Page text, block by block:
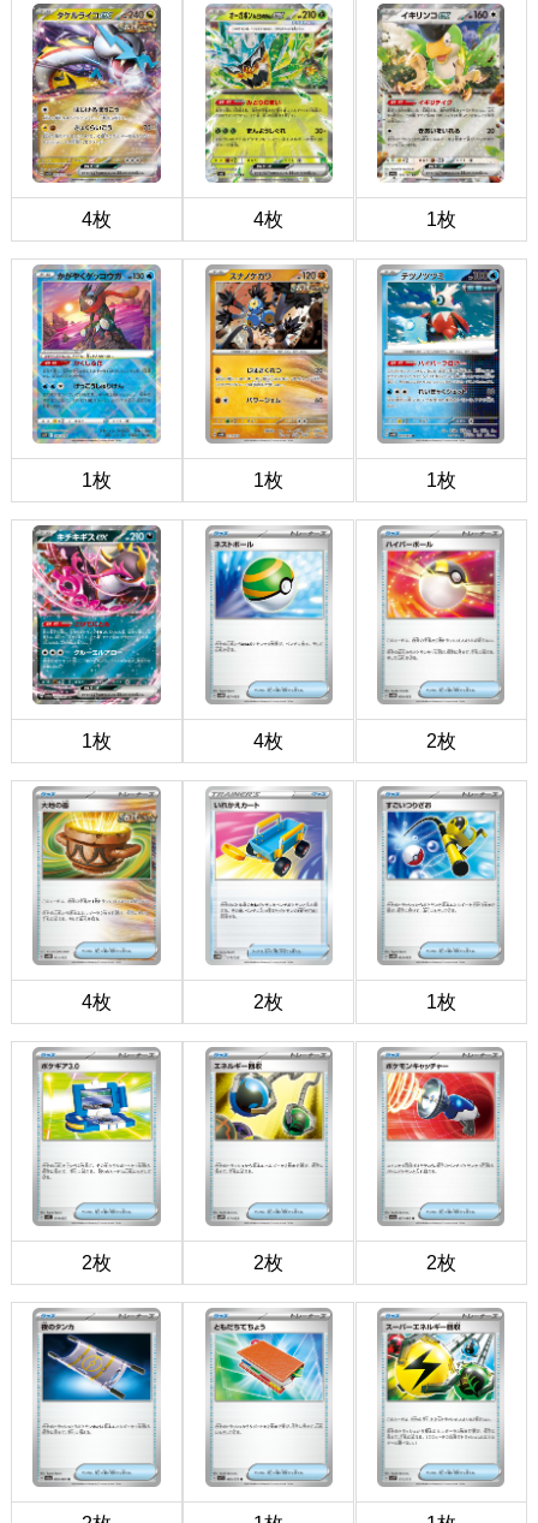
4枚 4枚 1枚
1枚 1枚 1枚
1枚 4枚 2枚
4枚 2枚 1枚
2枚 2枚 2枚